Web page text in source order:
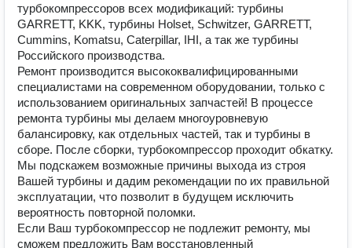
турбокомпрессоров всех модификаций: турбины
GARRETT, KKK, турбины Holset, Schwitzer, GARRETT,
Cummins, Komatsu, Caterpillar, IHI, а так же турбины
Российского производства.
Ремонт производится высококвалифицированными
специалистами на современном оборудовании, только с
использованием оригинальных запчастей! В процессе
ремонта турбины мы делаем многоуровневую
балансировку, как отдельных частей, так и турбины в
сборе. После сборки, турбокомпрессор проходит обкатку.
Мы подскажем возможные причины выхода из строя
Вашей турбины и дадим рекомендации по их правильной
эксплуатации, что позволит в будущем исключить
вероятность повторной поломки.
Если Ваш турбокомпрессор не подлежит ремонту, мы
сможем предложить Вам восстановленный